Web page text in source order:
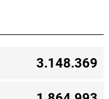
3.148.369